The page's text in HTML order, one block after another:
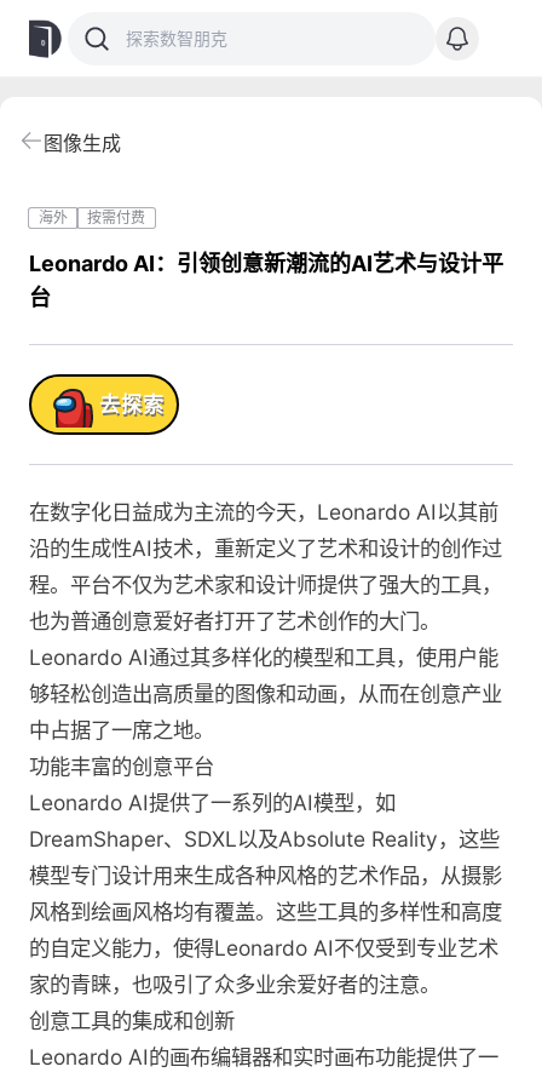
图像生成
海外 按需付费
Leonardo AI：引领创意新潮流的AI艺术与设计平
台
! 去探索
在数字化日益成为主流的今天，Leonardo AI以其前
沿的生成性AI技术，重新定义了艺术和设计的创作过
程。平台不仅为艺术家和设计师提供了强大的工具，
也为普通创意爱好者打开了艺术创作的大门。
Leonardo AI通过其多样化的模型和工具，使用户能
够轻松创造出高质量的图像和动画，从而在创意产业
中占据了一席之地。
功能丰富的创意平台
Leonardo AI提供了一系列的AI模型，如
DreamShaper、SDXL以及Absolute Reality，这些
模型专门设计用来生成各种风格的艺术作品，从摄影
风格到绘画风格均有覆盖。这些工具的多样性和高度
的自定义能力，使得Leonardo AI不仅受到专业艺术
家的青睐，也吸引了众多业余爱好者的注意。
创意工具的集成和创新
Leonardo AI的画布编辑器和实时画布功能提供了一